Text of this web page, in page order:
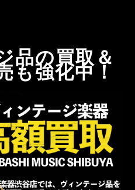
品の買取＆
も強化中！